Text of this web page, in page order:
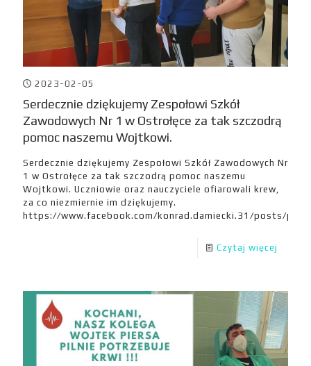
2023-02-05
Serdecznie dziękujemy Zespołowi Szkół
Zawodowych Nr 1 w Ostrołęce za tak szczodrą
pomoc naszemu Wojtkowi.
Serdecznie dziękujemy Zespołowi Szkół Zawodowych Nr
1 w Ostrołęce za tak szczodrą pomoc naszemu
Wojtkowi. Uczniowie oraz nauczyciele ofiarowali krew,
za co niezmiernie im dziękujemy.
https://www.facebook.com/konrad.damiecki.31/posts/
Czytaj więcej